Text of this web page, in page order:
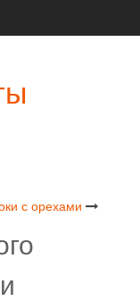
с орехами